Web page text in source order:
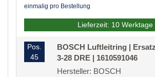
einmalig pro Bestellung
Lieferzeit: 10 Werktage
Pos.
45
BOSCH Luftleitring |
3-28 DRE | 1610591046
Hersteller: BOSCH